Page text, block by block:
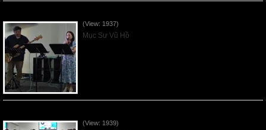
(View: 1937)
Mục Sư Vũ Hồ
(View: 1939)